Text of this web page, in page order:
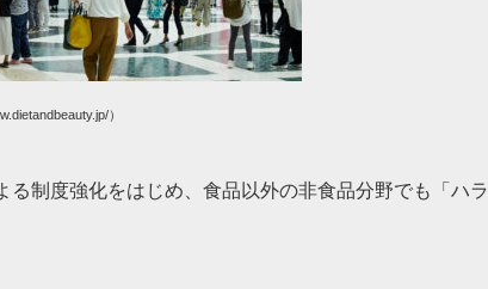
）
制度強化をはじめ、食品以外の非食品分野でも「ハラ